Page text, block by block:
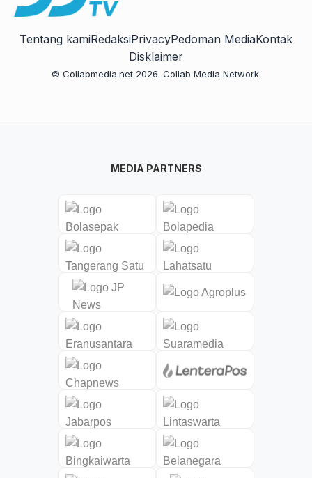
Tentang kamiRedaksiPrivacyPedoman MediaKontak
Disklaimer
© Collabmedia.net 2026. Collab Media Network.
MEDIA PARTNERS